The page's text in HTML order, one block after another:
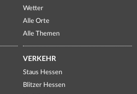
Wetter
Alle Orte
Alle Themen
VERKEHR
Staus Hessen
Blitzer Hessen